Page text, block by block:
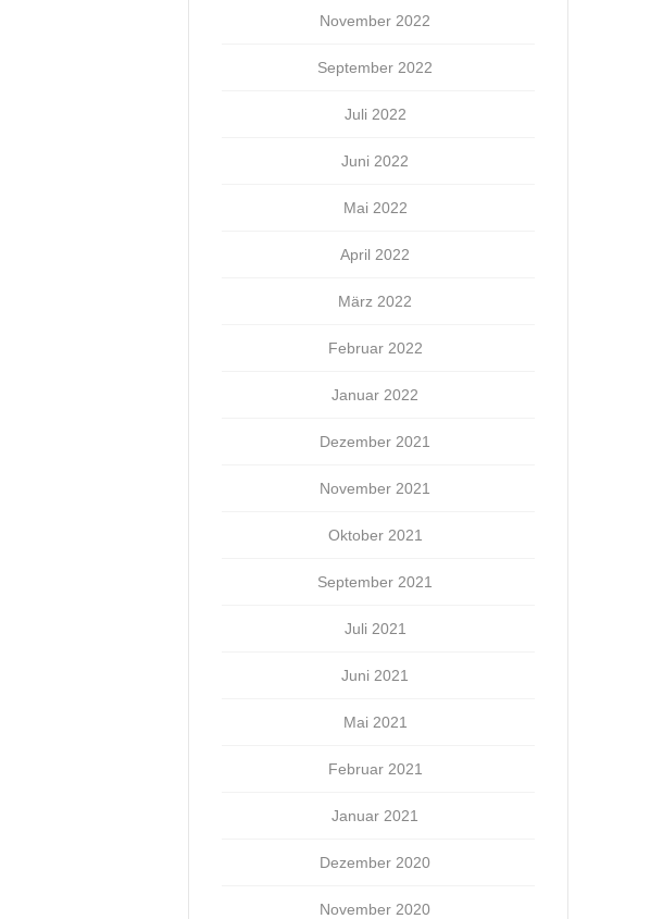
November 2022
September 2022
Juli 2022
Juni 2022
Mai 2022
April 2022
März 2022
Februar 2022
Januar 2022
Dezember 2021
November 2021
Oktober 2021
September 2021
Juli 2021
Juni 2021
Mai 2021
Februar 2021
Januar 2021
Dezember 2020
November 2020